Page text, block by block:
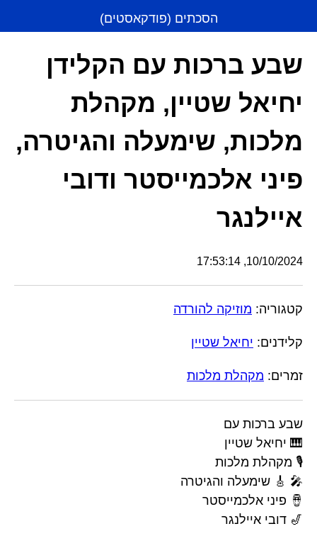
הסכתים (פודקאסטים)
שבע ברכות עם הקלידן
יחיאל שטיין, מקהלת
מלכות, שימעלה והגיטרה,
פיני אלכמייסטר ודובי
איילנגר
10/10/2024, 17:53:14
קטגוריה: מוזיקה להורדה
קלידנים: יחיאל שטיין
זמרים: מקהלת מלכות
שבע ברכות עם
🎹 יחיאל שטיין
🎙️ מקהלת מלכות
🎤 🎸 שימעלה והגיטרה
🪘 פיני אלכמייסטר
🎷 דובי איילנגר